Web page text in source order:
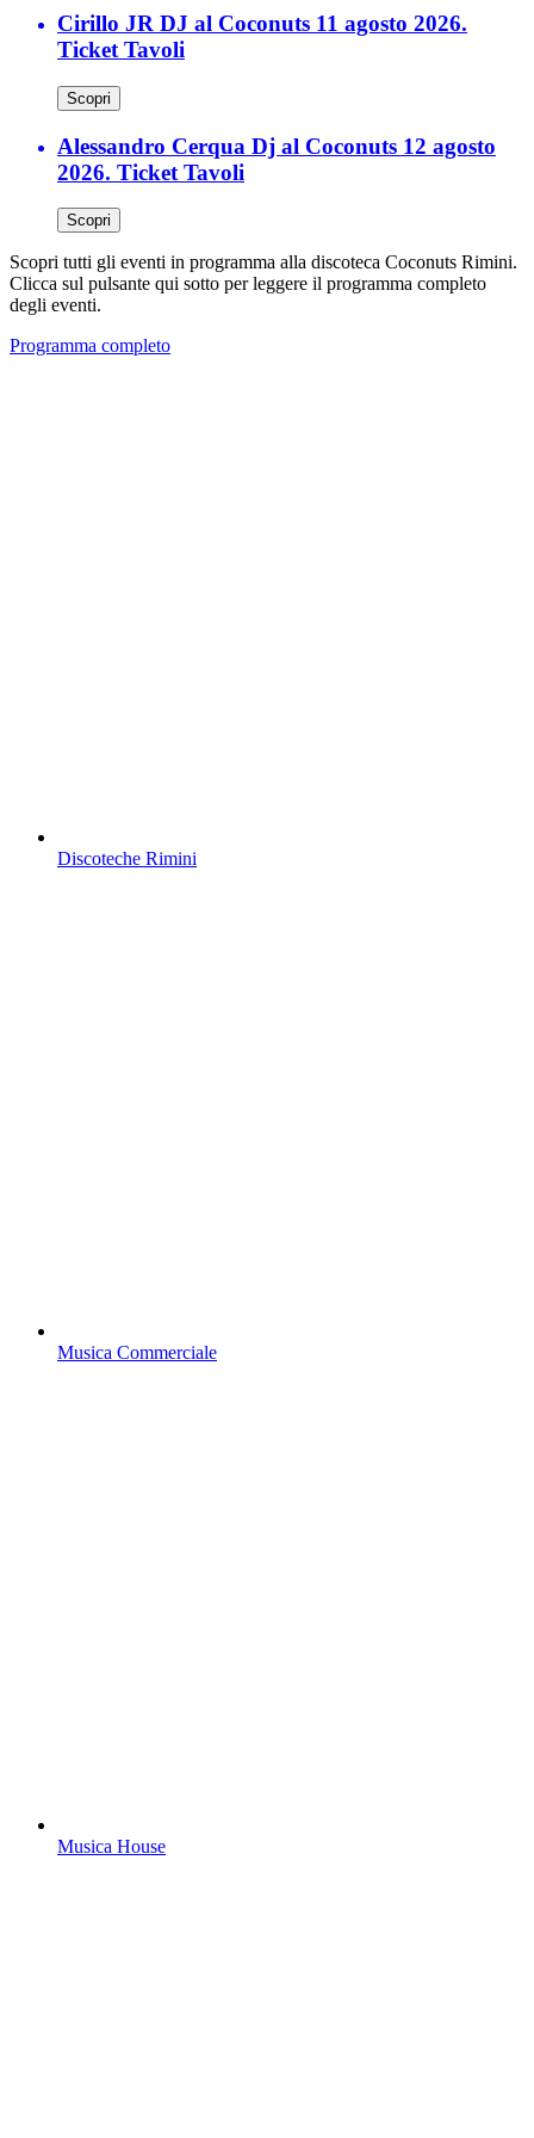
Cirillo JR DJ al Coconuts 11 agosto 2026.
Ticket Tavoli
Scopri
Alessandro Cerqua Dj al Coconuts 12 agosto
2026. Ticket Tavoli
Scopri
Scopri tutti gli eventi in programma alla discoteca Coconuts Rimini.
Clicca sul pulsante qui sotto per leggere il programma completo
degli eventi.
Programma completo
Discoteche Rimini
Musica Commerciale
Musica House